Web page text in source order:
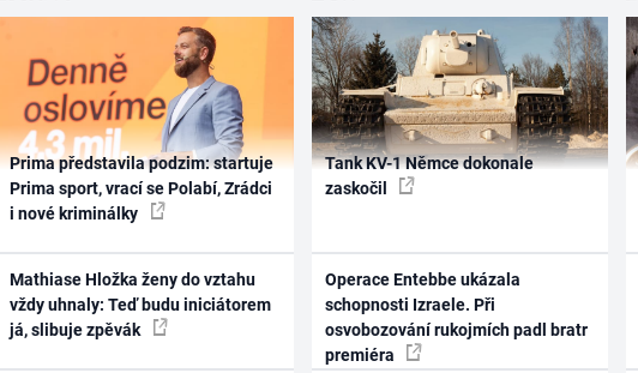
Prima představila podzim: startuje
Prima sport, vrací se Polabí, Zrádci
i nové kriminálky
Mathiase Hložka ženy do vztahu
vždy uhnaly: Teď budu iniciátorem
já, slibuje zpěvák
Tank KV-1 Němce dokonale
zaskočil
Operace Entebbe ukázala
schopnosti Izraele. Při
osvobozování rukojmích padl bratr
premiéra